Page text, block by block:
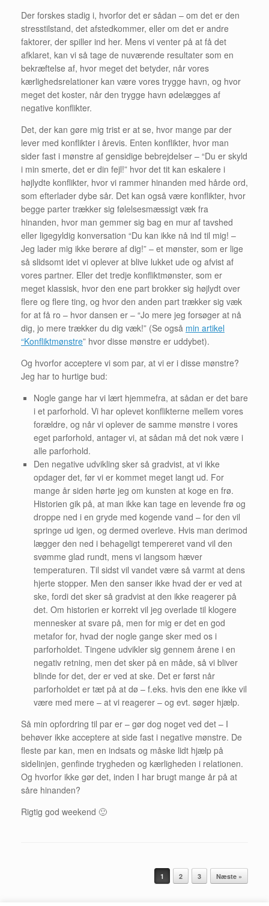
Der forskes stadig i, hvorfor det er sådan – om det er den
stresstilstand, det afstedkommer, eller om det er andre
faktorer, der spiller ind her. Mens vi venter på at få det
afklaret, kan vi så tage de nuværende resultater som en
bekræftelse af, hvor meget det betyder, når vores
kærlighedsrelationer kan være vores trygge havn, og hvor
meget det koster, når den trygge havn ødelægges af
negative konflikter.
Det, der kan gøre mig trist er at se, hvor mange par der
lever med konflikter i årevis. Enten konflikter, hvor man
sider fast i mønstre af gensidige bebrejdelser – “Du er skyld
i min smerte, det er din fejl!” hvor det tit kan eskalere i
højlydte konflikter, hvor vi rammer hinanden med hårde ord,
som efterlader dybe sår. Det kan også være konflikter, hvor
begge parter trækker sig følelsesmæssigt væk fra
hinanden, hvor man gemmer sig bag en mur af tavshed
eller ligegyldig konversation “Du kan ikke nå ind til mig! –
Jeg lader mig ikke berøre af dig!” – et mønster, som er lige
så slidsomt idet vi oplever at blive lukket ude og afvist af
vores partner. Eller det tredje konfliktmønster, som er
meget klassisk, hvor den ene part brokker sig højlydt over
flere og flere ting, og hvor den anden part trækker sig væk
for at få ro – hvor dansen er – “Jo mere jeg forsøger at nå
dig, jo mere trækker du dig væk!” (Se også min artikel
“Konfliktmønstre” hvor disse mønstre er uddybet).
Og hvorfor acceptere vi som par, at vi er i disse mønstre?
Jeg har to hurtige bud:
Nogle gange har vi lært hjemmefra, at sådan er det bare
i et parforhold. Vi har oplevet konflikterne mellem vores
forældre, og når vi oplever de samme mønstre i vores
eget parforhold, antager vi, at sådan må det nok være i
alle parforhold.
Den negative udvikling sker så gradvist, at vi ikke
opdager det, før vi er kommet meget langt ud. For
mange år siden hørte jeg om kunsten at koge en frø.
Historien gik på, at man ikke kan tage en levende frø og
droppe ned i en gryde med kogende vand – for den vil
springe ud igen, og dermed overleve. Hvis man derimod
lægger den ned i behageligt tempereret vand vil den
svømme glad rundt, mens vi langsom hæver
temperaturen. Til sidst vil vandet være så varmt at dens
hjerte stopper. Men den sanser ikke hvad der er ved at
ske, fordi det sker så gradvist at den ikke reagerer på
det. Om historien er korrekt vil jeg overlade til klogere
mennesker at svare på, men for mig er det en god
metafor for, hvad der nogle gange sker med os i
parforholdet. Tingene udvikler sig gennem årene i en
negativ retning, men det sker på en måde, så vi bliver
blinde for det, der er ved at ske. Det er først når
parforholdet er tæt på at dø – f.eks. hvis den ene ikke vil
være med mere – at vi reagerer – og evt. søger hjælp.
Så min opfordring til par er – gør dog noget ved det – I
behøver ikke acceptere at side fast i negative mønstre. De
fleste par kan, men en indsats og måske lidt hjælp på
sidelinjen, genfinde trygheden og kærligheden i relationen.
Og hvorfor ikke gør det, inden I har brugt mange år på at
såre hinanden?
Rigtig god weekend 🙂
1 2 3 Næste »